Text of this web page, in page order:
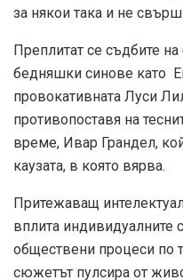
за някои така и не
Преплитат се съдбите
бедняшки синове като
провокативната Луси
противопоставя на
време, Ивар Грандел,
каузата, в която вярва.
Притежаващ
вплита индивидуалните
обществени процеси по
сюжетът пулсира от